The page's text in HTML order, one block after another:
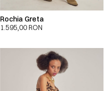
Rochia Greta
1.595,00 RON